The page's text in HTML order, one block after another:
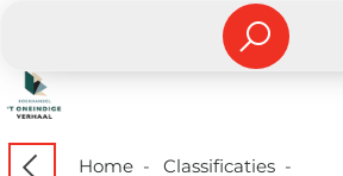
Home- Classificaties-